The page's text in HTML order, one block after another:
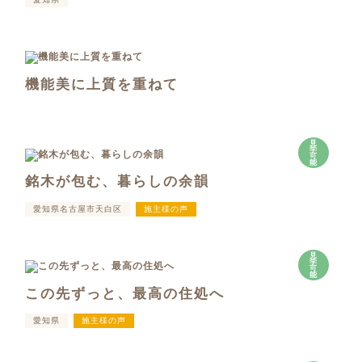
機能美に上質を重ねて
見
学
可
能
銘木が包む、暮らしの余韻
愛知県名古屋市天白区 施主様の声
見
学
可
能
この先ずっと、最高の住処へ
愛知県 施主様の声